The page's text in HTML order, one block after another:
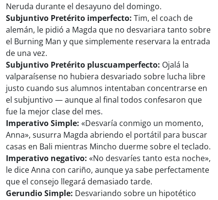
Neruda durante el desayuno del domingo.
Subjuntivo Pretérito imperfecto: Tim, el coach de
alemán, le pidió a Magda que no desvariara tanto sobre
el Burning Man y que simplemente reservara la entrada
de una vez.
Subjuntivo Pretérito pluscuamperfecto: Ojalá la
valparaísense no hubiera desvariado sobre lucha libre
justo cuando sus alumnos intentaban concentrarse en
el subjuntivo — aunque al final todos confesaron que
fue la mejor clase del mes.
Imperativo Simple: «Desvaría conmigo un momento,
Anna», susurra Magda abriendo el portátil para buscar
casas en Bali mientras Mincho duerme sobre el teclado.
Imperativo negativo: «No desvaríes tanto esta noche»,
le dice Anna con cariño, aunque ya sabe perfectamente
que el consejo llegará demasiado tarde.
Gerundio Simple: Desvariando sobre un hipotético